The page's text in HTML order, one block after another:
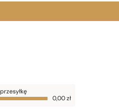
0,00 zł